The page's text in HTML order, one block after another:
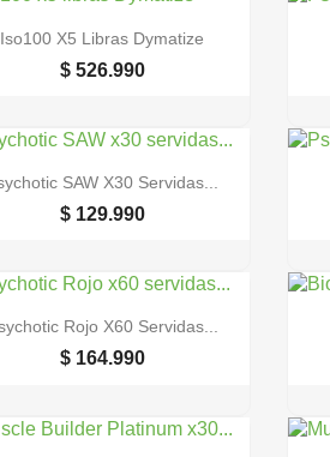
 Vista rápida
Iso100 X5 Libras Dymatize
$ 526.990
 Vista rápida
SAW X30 Servidas...
$ 129.990
 Vista rápida
Rojo X60 Servidas...
$ 164.990